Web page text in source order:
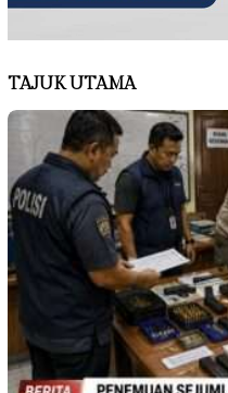
TAJUK UTAMA